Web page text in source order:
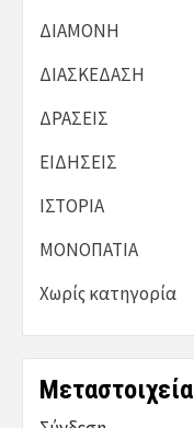
ΔΙΑΜΟΝΗ
ΔΙΑΣΚΕΔΑΣΗ
ΔΡΑΣΕΙΣ
ΕΙΔΗΣΕΙΣ
ΙΣΤΟΡΙΑ
ΜΟΝΟΠΑΤΙΑ
Χωρίς κατηγορία
Μεταστοιχεία